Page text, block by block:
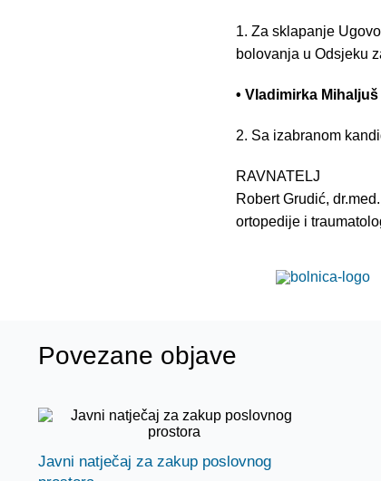
1. Za sklapanje
bolovanja u Odsjeku
• Vladimirka Mihaljuš
2. Sa izabranom
RAVNATELJ
Robert Grudić,
ortopedije i
Povezane objave
Javni natječaj za zakup poslovnog